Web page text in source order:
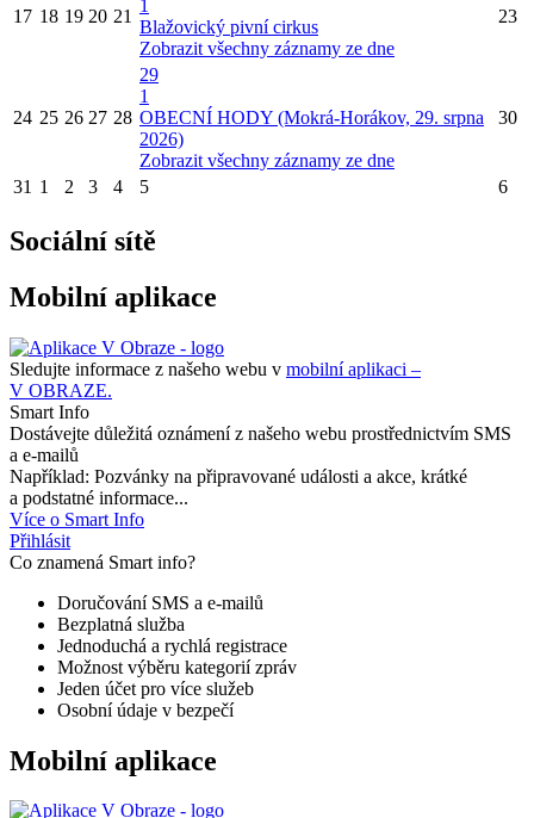
17 18 19 20 21
1
Blažovický pivní cirkus
Zobrazit všechny záznamy ze dne
23
24 25 26 27 28
29
1
OBECNÍ HODY (Mokrá-Horákov, 29. srpna
2026)
Zobrazit všechny záznamy ze dne
30
31 1 2 3 4 5 6
Sociální sítě
Mobilní aplikace
Sledujte informace z našeho webu v mobilní aplikaci –
V OBRAZE.
Smart Info
Dostávejte důležitá oznámení z našeho webu prostřednictvím SMS
a e-mailů
Například: Pozvánky na připravované události a akce, krátké
a podstatné informace...
Více o Smart Info
Přihlásit
Co znamená Smart info?
Doručování SMS a e-mailů
Bezplatná služba
Jednoduchá a rychlá registrace
Možnost výběru kategorií zpráv
Jeden účet pro více služeb
Osobní údaje v bezpečí
Mobilní aplikace